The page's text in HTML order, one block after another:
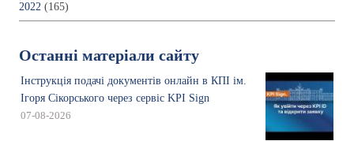
2022 (165)
Останні матеріали сайту
Інструкція подачі документів онлайн в КПІ ім.
Ігоря Сікорського через сервіс KPI Sign
07-08-2026